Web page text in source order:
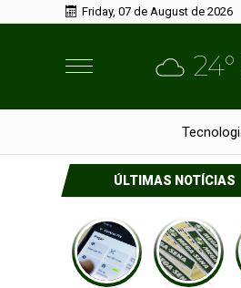
Friday, 07 de August de 2026
24°
ÚLTIMAS NOTÍCIAS